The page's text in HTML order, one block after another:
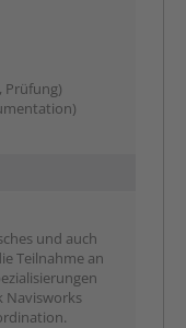
Prüfung)
und auch
Teilnahme an
Navisworks